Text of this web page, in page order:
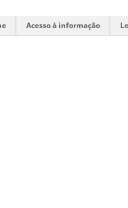
Acesso à informação